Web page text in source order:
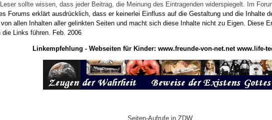
sollte wissen, dass jeder Beitrag, die Meinung des Eintragenden widerspiegelt. Im
Forums erklärt ausdrücklich, dass er keinerlei Einfluss auf die Gestaltung und die Inhalte
allen Inhalten aller gelinkten Seiten und macht sich diese Inhalte nicht zu Eigen. Diese
die Links führen. Feb. 2006
Linkempfehlung - Webseiten für Kinder: www.freunde-von-net.net www.life-
Seiten-Aufrufe in ZDW